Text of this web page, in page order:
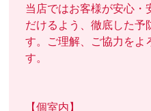
当店ではお客様が安心・
だけるよう、徹底した予
す。ご理解、ご協力をよ
す。
【個室内】